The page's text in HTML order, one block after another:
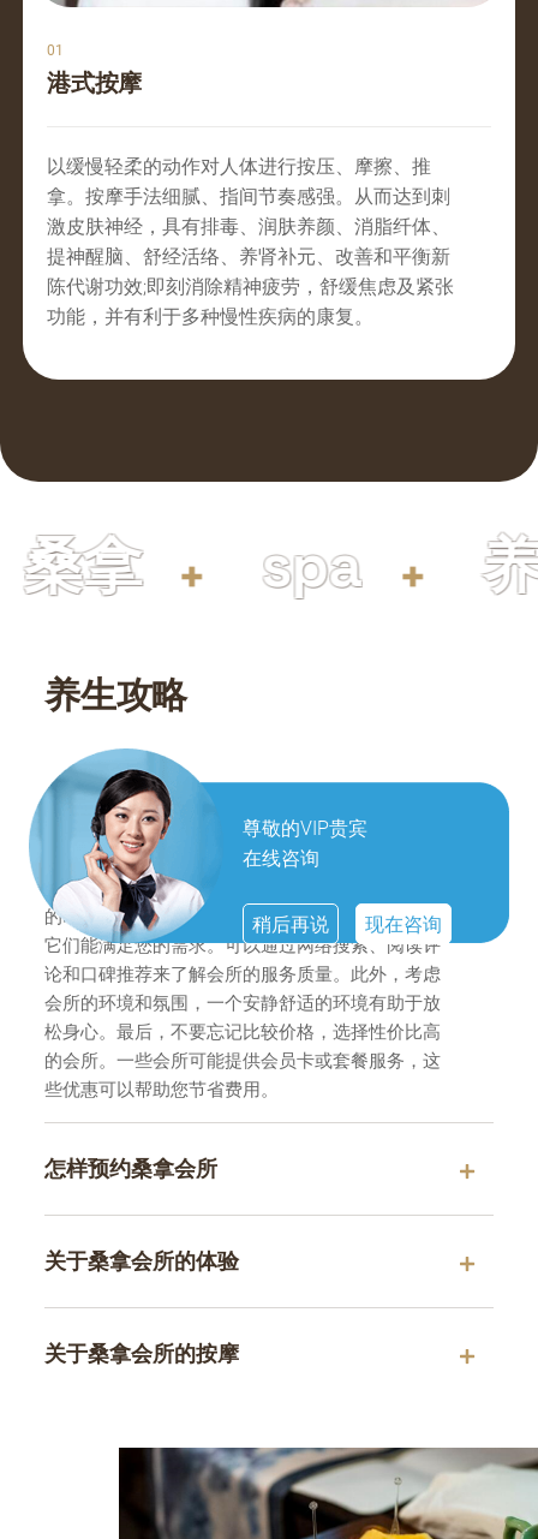
尊敬的VIP贵宾
在线咨询
稍后再说 现在咨询
01
港式按摩
以缓慢轻柔的动作对人体进行按压、摩擦、推
拿。按摩手法细腻、指间节奏感强。从而达到刺
激皮肤神经，具有排毒、润肤养颜、消脂纤体、
提神醒脑、舒经活络、养肾补元、改善和平衡新
陈代谢功效;即刻消除精神疲劳，舒缓焦虑及紧张
功能，并有利于多种慢性疾病的康复。
拿 spa 养
养生攻略
怎样选择适合自己的桑拿会所
选择桑拿养生会所时，首先要考虑的是会所的地理
位置。选择交通便利、容易到达的会所可以节省您
的时间。其次，了解会所的设施和服务项目，确保
它们能满足您的需求。可以通过网络搜索、阅读评
论和口碑推荐来了解会所的服务质量。此外，考虑
会所的环境和氛围，一个安静舒适的环境有助于放
松身心。最后，不要忘记比较价格，选择性价比高
的会所。一些会所可能提供会员卡或套餐服务，这
些优惠可以帮助您节省费用。
怎样预约桑拿会所
关于桑拿会所的体验
关于桑拿会所的按摩